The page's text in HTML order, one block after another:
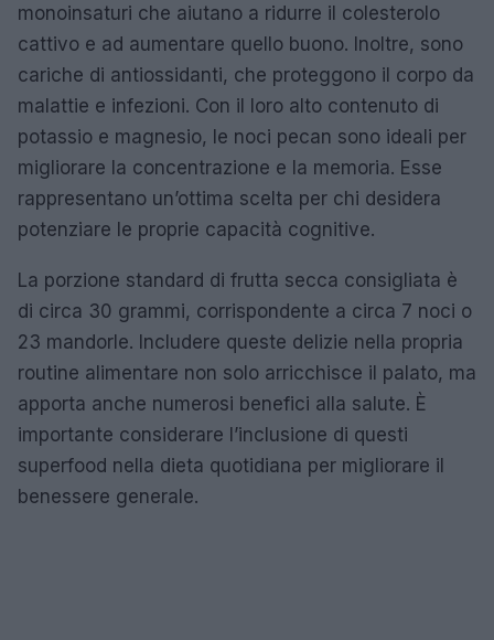
monoinsaturi che aiutano a ridurre il colesterolo
cattivo e ad aumentare quello buono. Inoltre, sono
cariche di antiossidanti, che proteggono il corpo da
malattie e infezioni. Con il loro alto contenuto di
potassio e magnesio, le noci pecan sono ideali per
migliorare la concentrazione e la memoria. Esse
rappresentano un’ottima scelta per chi desidera
potenziare le proprie capacità cognitive.
La porzione standard di frutta secca consigliata è
di circa 30 grammi, corrispondente a circa 7 noci o
23 mandorle. Includere queste delizie nella propria
routine alimentare non solo arricchisce il palato, ma
apporta anche numerosi benefici alla salute. È
importante considerare l’inclusione di questi
superfood nella dieta quotidiana per migliorare il
benessere generale.